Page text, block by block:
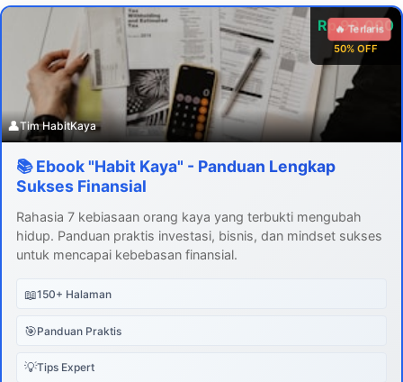
Rp 99.000
50% OFF
🔥 Terlaris
👤Tim HabitKaya
📚 Ebook "Habit Kaya" - Panduan Lengkap
Sukses Finansial
Rahasia 7 kebiasaan orang kaya yang terbukti mengubah
hidup. Panduan praktis investasi, bisnis, dan mindset sukses
untuk mencapai kebebasan finansial.
📖150+ Halaman
🎯Panduan Praktis
💡Tips Expert